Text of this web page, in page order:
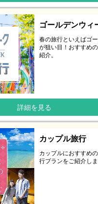
ゴールデンウィ
春の旅行といえばゴ
が狙い目！おすすめ
紹介。
詳細を見る
カップル旅行
カップルにおすすめ
行プランをご紹介し